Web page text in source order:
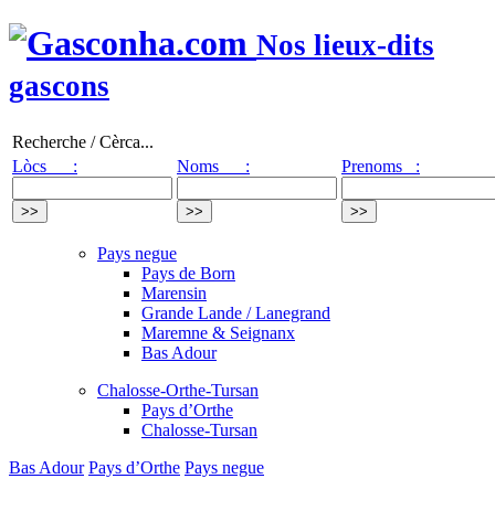
Nos lieux-dits
gascons
Recherche / Cèrca...
Lòcs :
Noms : Prenoms :
Pays negue
Pays de Born
Marensin
Grande Lande / Lanegrand
Maremne & Seignanx
Bas Adour
Chalosse-Orthe-Tursan
Pays d’Orthe
Chalosse-Tursan
Bas Adour Pays d’Orthe Pays negue